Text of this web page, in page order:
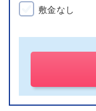
敷金なし